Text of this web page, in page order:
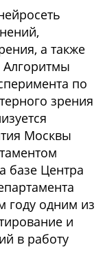
а также
Алгоритмы
по
зрения
Москвы
базе Центра
году одним из
и
в работу